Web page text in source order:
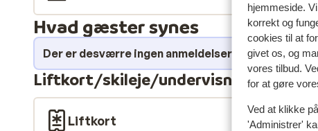
hjemmeside.
korrekt og
cookies til at
givet os, og
vores tilbud.
for at gøre
Ved at klikke
'Administrer'
Hvad gæster synes
Der er desværre ingen anmeldelser for dette
Liftkort/skileje/undervisning
Liftkort